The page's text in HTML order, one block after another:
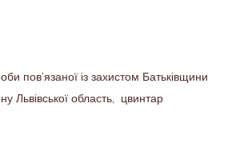
пов’язаної із захистом Батьківщини
Львівської область, цвинтар